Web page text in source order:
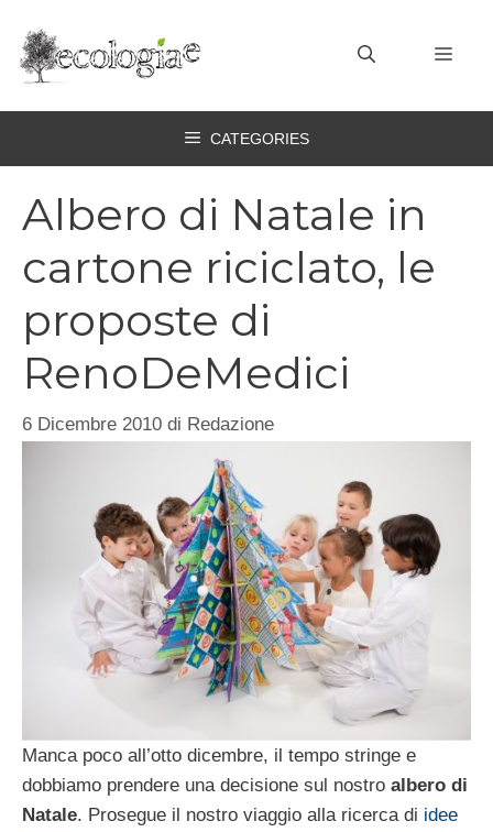
contenuto
CATEGORIES
Albero di Natale in
cartone riciclato, le
proposte di
RenoDeMedici
6 Dicembre 2010 di Redazione
Manca poco all’otto dicembre, il tempo stringe e
dobbiamo prendere una decisione sul nostro albero di
Natale. Prosegue il nostro viaggio alla ricerca di idee